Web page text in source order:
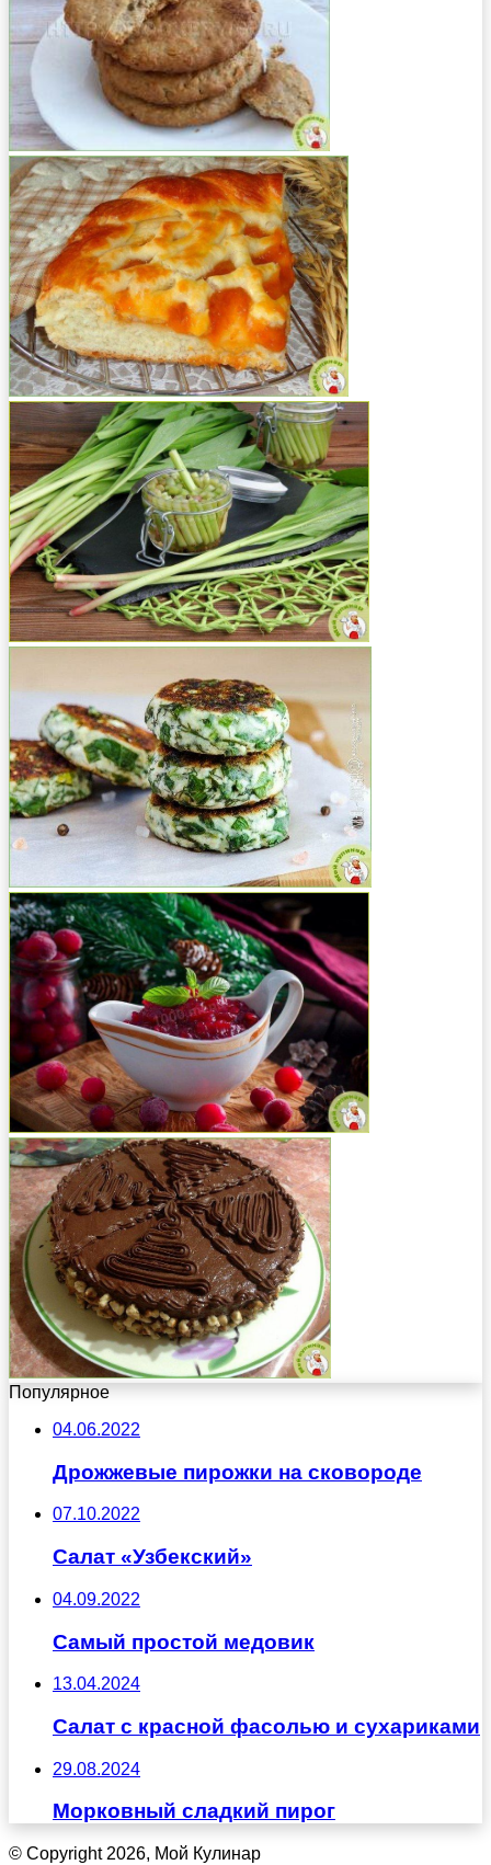
Популярное
04.06.2022
Дрожжевые пирожки на сковороде
07.10.2022
Салат «Узбекский»
04.09.2022
Самый простой медовик
13.04.2024
Салат с красной фасолью и сухариками
29.08.2024
Морковный сладкий пирог
© Copyright 2026, Мой Кулинар